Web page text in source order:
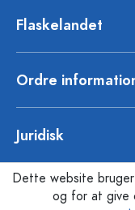
Flaskelandet
Ordre
Juridisk
Dette website
og for at give